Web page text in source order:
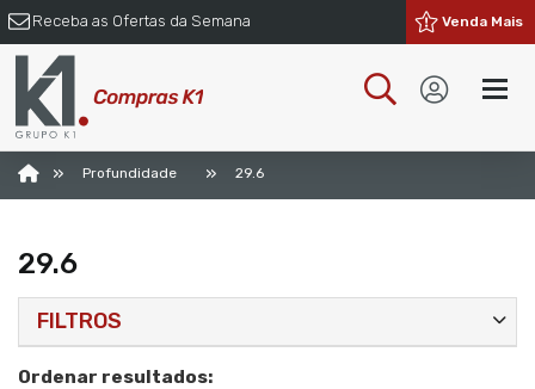
Receba as Ofertas da Semana Venda Mais
» Profundidade » 29.6
29.6
FILTROS
Ordenar resultados: